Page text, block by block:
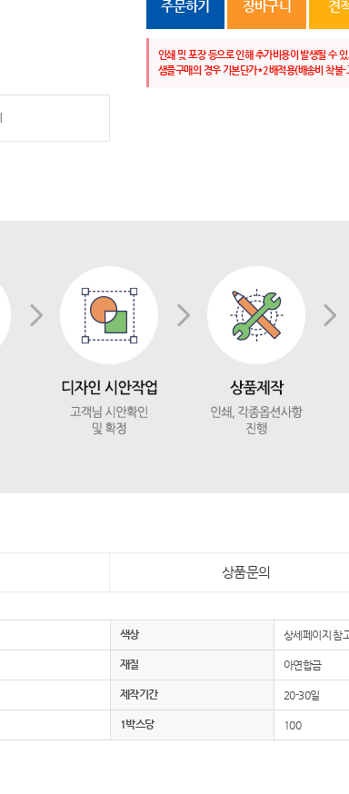
주문하기 장바구니 견
인쇄 및 포장 등으로 인해 추가비용이 발생될 수
샘플구매의 경우 기본단가*2배적용(배송비 착불-
상품문의
색상 상세페이지 참
재질 아연합금
제작기간 20-30일
1박스당 100